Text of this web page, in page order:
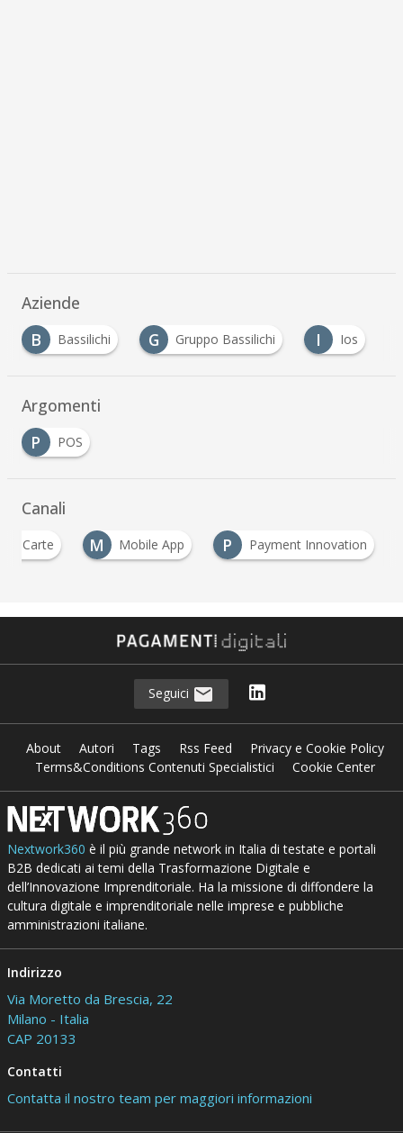
Aziende
B
Bassilichi G Gruppo Bassilichi I Ios
Argomenti
P
POS
Canali
Carte M Mobile App P
Payment Innovation
Seguici
About Autori Tags Rss Feed
Privacy e Cookie Policy
Terms&Conditions Contenuti Specialistici
Cookie Center
Nextwork360 è il più grande network in Italia di testate e portali
B2B dedicati ai temi della Trasformazione Digitale e
dell’Innovazione Imprenditoriale. Ha la missione di diffondere la
cultura digitale e imprenditoriale nelle imprese e pubbliche
amministrazioni italiane.
Indirizzo
Via Moretto da Brescia, 22
Milano - Italia
CAP 20133
Contatti
Contatta il nostro team per maggiori informazioni